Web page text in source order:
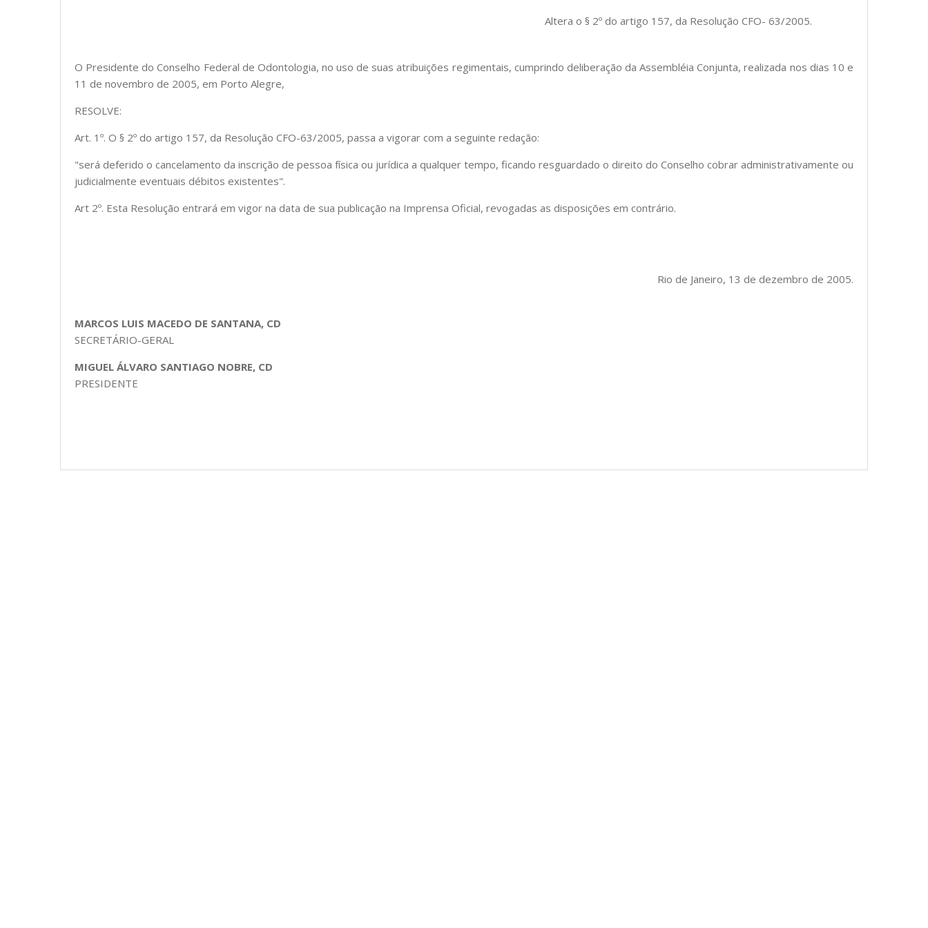
Altera o § 2º do artigo 157, da Resolução CFO- 63/2005.
O Presidente do Conselho Federal de Odontologia, no uso de suas atribuições regimentais, cumprindo deliberação da Assembléia Conjunta, realizada nos dias 10 e
11 de novembro de 2005, em Porto Alegre,
RESOLVE:
Art. 1º. O § 2º do artigo 157, da Resolução CFO-63/2005, passa a vigorar com a seguinte redação:
"será deferido o cancelamento da inscrição de pessoa física ou jurídica a qualquer tempo, ficando resguardado o direito do Conselho cobrar administrativamente ou
judicialmente eventuais débitos existentes".
Art 2º. Esta Resolução entrará em vigor na data de sua publicação na Imprensa Oficial, revogadas as disposições em contrário.
Rio de Janeiro, 13 de dezembro de 2005.
MARCOS LUIS MACEDO DE SANTANA, CD
SECRETÁRIO-GERAL
MIGUEL ÁLVARO SANTIAGO NOBRE, CD
PRESIDENTE